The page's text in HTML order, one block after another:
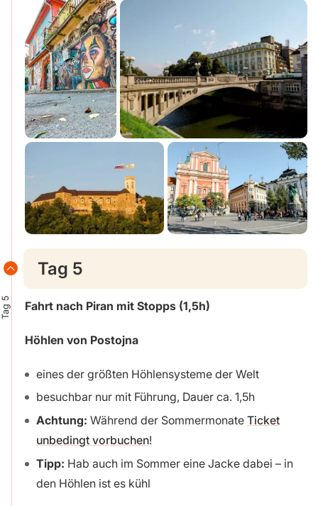
Tag 5
Tag 5
Fahrt nach Piran mit Stopps (1,5h)
Höhlen von Postojna
eines der größten Höhlensysteme der Welt
besuchbar nur mit Führung, Dauer ca. 1,5h
Achtung: Während der Sommermonate Ticket
unbedingt vorbuchen!
Tipp: Hab auch im Sommer eine Jacke dabei – in
den Höhlen ist es kühl